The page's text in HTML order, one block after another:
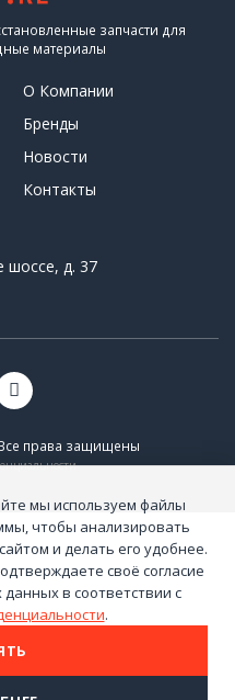
запчасти для
материалы
О Компании
Бренды
Новости
Контакты
шоссе, д. 37
права защищены
мы используем файлы
чтобы анализировать
и делать его удобнее.
своё согласие
в соответствии с
.